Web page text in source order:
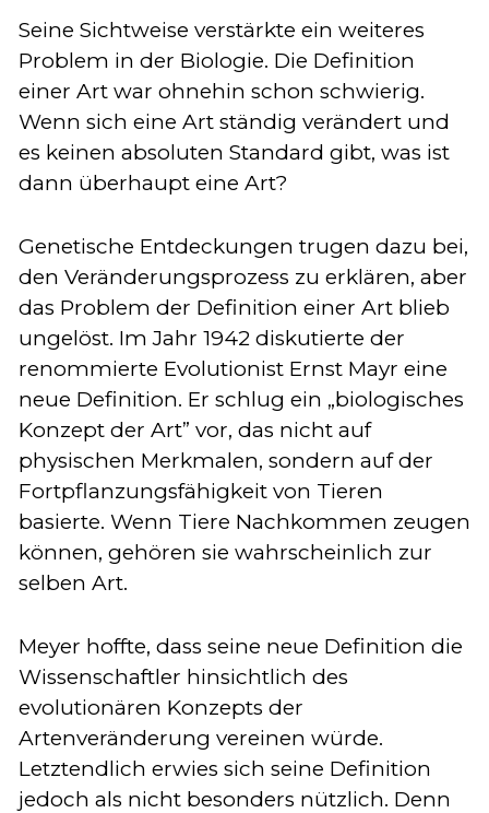
Seine Sichtweise verstärkte ein weiteres
Problem in der Biologie. Die Definition
einer Art war ohnehin schon schwierig.
Wenn sich eine Art ständig verändert und
es keinen absoluten Standard gibt, was ist
dann überhaupt eine Art?
Genetische Entdeckungen trugen dazu bei,
den Veränderungsprozess zu erklären, aber
das Problem der Definition einer Art blieb
ungelöst. Im Jahr 1942 diskutierte der
renommierte Evolutionist Ernst Mayr eine
neue Definition. Er schlug ein „biologisches
Konzept der Art” vor, das nicht auf
physischen Merkmalen, sondern auf der
Fortpflanzungsfähigkeit von Tieren
basierte. Wenn Tiere Nachkommen zeugen
können, gehören sie wahrscheinlich zur
selben Art.
Meyer hoffte, dass seine neue Definition die
Wissenschaftler hinsichtlich des
evolutionären Konzepts der
Artenveränderung vereinen würde.
Letztendlich erwies sich seine Definition
jedoch als nicht besonders nützlich. Denn